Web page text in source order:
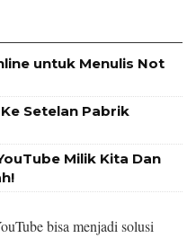
untuk Menulis Not
Setelan Pabrik
Milik Kita Dan
bisa menjadi solusi